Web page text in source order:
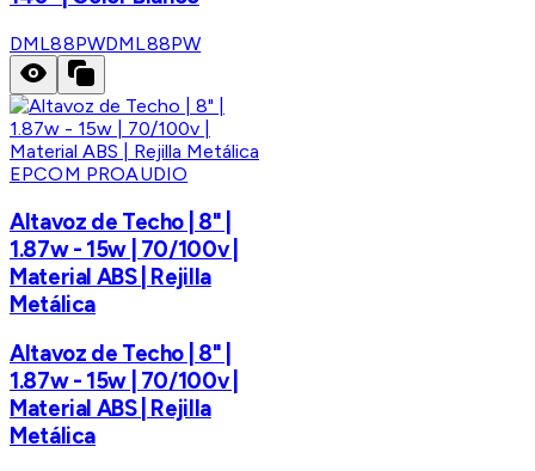
DML88PWDML88PW
EPCOM PROAUDIO
Altavoz de Techo | 8" |
1.87w - 15w | 70/100v |
Material ABS | Rejilla
Metálica
Altavoz de Techo | 8" |
1.87w - 15w | 70/100v |
Material ABS | Rejilla
Metálica